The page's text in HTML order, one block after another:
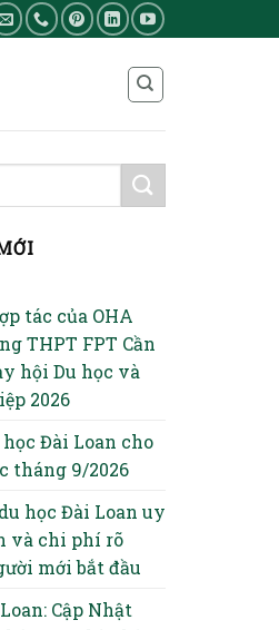
tác của OHA
THPT FPT Cần
hội Du học và
2026
Đài Loan cho
tháng 9/2026
học Đài Loan uy
và chi phí rõ
mới bắt đầu
Cập Nhật